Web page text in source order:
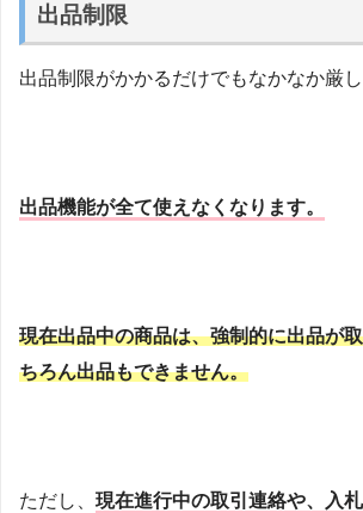
出品制限
出品制限がかかるだけでもなかなか厳し
出品機能が全て使えなくなります。
現在出品中の商品は、強制的に出品が
ちろん出品もできません。
ただし、 現在進行中の取引連絡や、入